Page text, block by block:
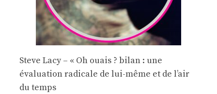
Steve Lacy – « Oh ouais ? bilan : une
évaluation radicale de lui-même et de l’air
du temps